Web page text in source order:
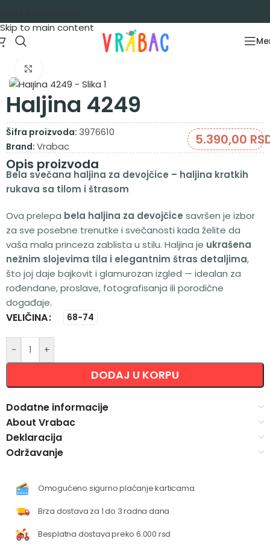
Skip to main content
Haljine kratak rukav
Haljina 4249
Šifra proizvoda: 3976610
Brand: Vrabac 5.390,00
Opis proizvoda
Bela svečana haljina za devojčice – haljina kratkih
rukava sa tilom i štrasom
Ova prelepa bela haljina za devojčice savršen je izbor
za sve posebne trenutke i svečanosti kada želite da
vaša mala princeza zablista u stilu. Haljina je ukrašena
nežnim slojevima tila i elegantnim štras detaljima,
što joj daje bajkovit i glamurozan izgled — idealan za
rođendane, proslave, fotografisanja ili porodične
događaje.
VELIČINA 68-74
- +
DODAJ U KORPU
Alternative:
Dodatne informacije
About Vrabac
Deklaracija
Održavanje
Omogućeno sigurno plaćanje karticama
Brza dostava za 1 do 3 radna dana
Besplatna dostava preko 6.000 rsd